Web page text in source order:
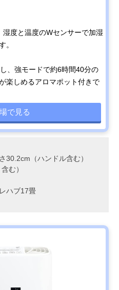
度と温度のWセンサーで加湿
。
、強モードで約6時間40分の
楽しめるアロマポット付きで
で見る
30.2cm（ハンドル含む）
む）
ハブ17畳